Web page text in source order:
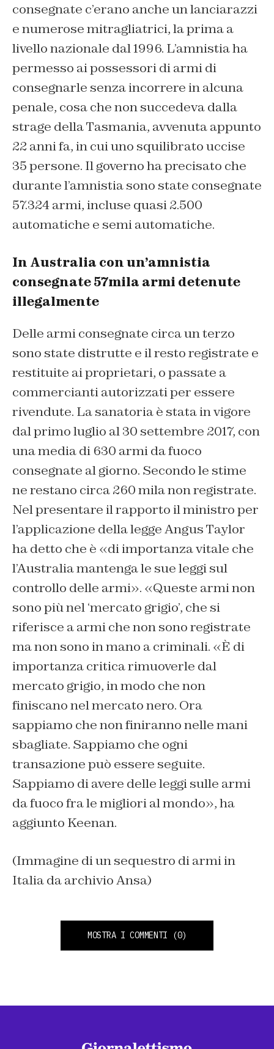
consegnate c’erano anche un lanciarazzi
e numerose mitragliatrici, la prima a
livello nazionale dal 1996. L’amnistia ha
permesso ai possessori di armi di
consegnarle senza incorrere in alcuna
penale, cosa che non succedeva dalla
strage della Tasmania, avvenuta appunto
22 anni fa, in cui uno squilibrato uccise
35 persone. Il governo ha precisato che
durante l’amnistia sono state consegnate
57.324 armi, incluse quasi 2.500
automatiche e semi automatiche.
In Australia con un’amnistia
consegnate 57mila armi detenute
illegalmente
Delle armi consegnate circa un terzo
sono state distrutte e il resto registrate e
restituite ai proprietari, o passate a
commercianti autorizzati per essere
rivendute. La sanatoria è stata in vigore
dal primo luglio al 30 settembre 2017, con
una media di 630 armi da fuoco
consegnate al giorno. Secondo le stime
ne restano circa 260 mila non registrate.
Nel presentare il rapporto il ministro per
l’applicazione della legge Angus Taylor
ha detto che è «di importanza vitale che
l’Australia mantenga le sue leggi sul
controllo delle armi». «Queste armi non
sono più nel ‘mercato grigio’, che si
riferisce a armi che non sono registrate
ma non sono in mano a criminali. «È di
importanza critica rimuoverle dal
mercato grigio, in modo che non
finiscano nel mercato nero. Ora
sappiamo che non finiranno nelle mani
sbagliate. Sappiamo che ogni
transazione può essere seguite.
Sappiamo di avere delle leggi sulle armi
da fuoco fra le migliori al mondo», ha
aggiunto Keenan.
(Immagine di un sequestro di armi in
Italia da archivio Ansa)
MOSTRA I COMMENTI (0)